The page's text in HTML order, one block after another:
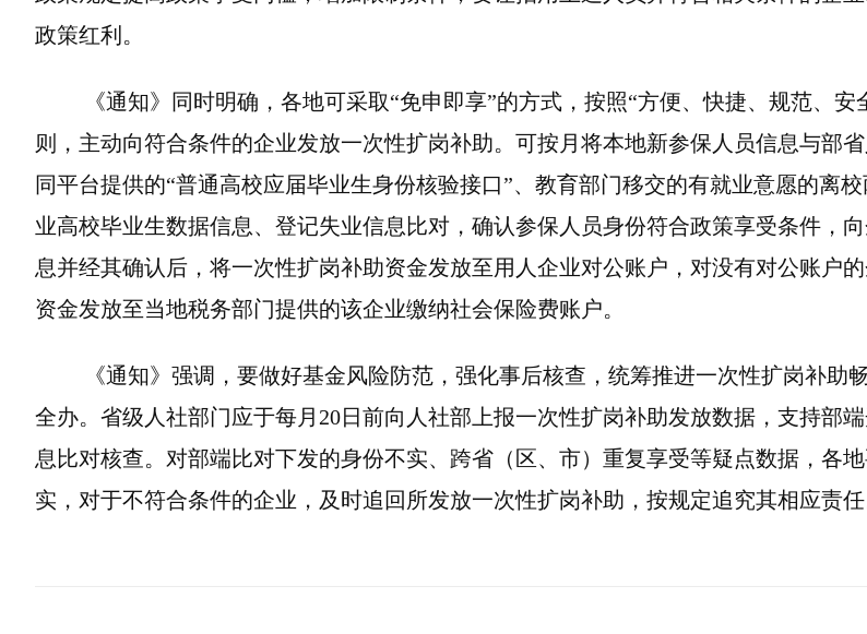
政策红利。
《通知》同时明确，各地可采取“免申即享”的方式，按照“方便、快捷、规范、安
则，主动向符合条件的企业发放一次性扩岗补助。可按月将本地新参保人员信息与部
同平台提供的“普通高校应届毕业生身份核验接口”、教育部门移交的有就业意愿的离
业高校毕业生数据信息、登记失业信息比对，确认参保人员身份符合政策享受条件，
息并经其确认后，将一次性扩岗补助资金发放至用人企业对公账户，对没有对公账户
资金发放至当地税务部门提供的该企业缴纳社会保险费账户。
《通知》强调，要做好基金风险防范，强化事后核查，统筹推进一次性扩岗补助
全办。省级人社部门应于每月20日前向人社部上报一次性扩岗补助发放数据，支持部
息比对核查。对部端比对下发的身份不实、跨省（区、市）重复享受等疑点数据，各
实，对于不符合条件的企业，及时追回所发放一次性扩岗补助，按规定追究其相应责任